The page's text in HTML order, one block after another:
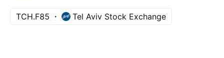
TCH.F85 Tel Aviv Stock Exchange